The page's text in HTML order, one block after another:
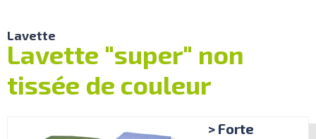
Lavette
Lavette "super" non
tissée de couleur
> Forte